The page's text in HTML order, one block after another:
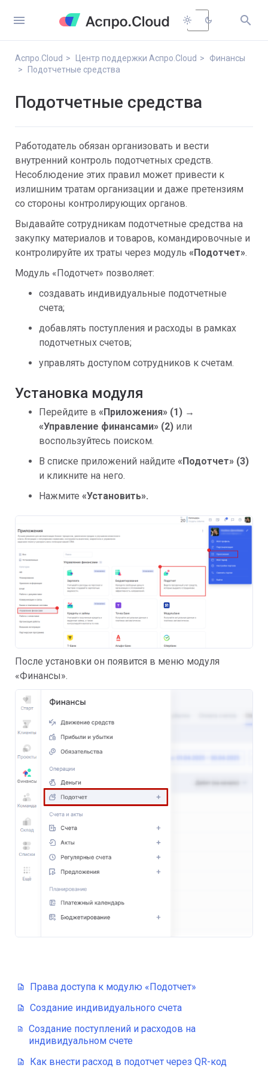
 light_mode dark_mode 
Аспро.Cloud Центр поддержки Аспро.Cloud
Финансы
Подотчетные средства
Подотчетные средства
Работодатель обязан организовать и вести
внутренний контроль подотчетных средств.
Несоблюдение этих правил может привести к
излишним тратам организации и даже претензиям
со стороны контролирующих органов.
Выдавайте сотрудникам подотчетные средства на
закупку материалов и товаров, командировочные и
контролируйте их траты через модуль «Подотчет».
Модуль «Подотчет» позволяет:
создавать индивидуальные подотчетные
счета;
добавлять поступления и расходы в рамках
подотчетных счетов;
управлять доступом сотрудников к счетам.
Установка модуля
Перейдите в «Приложения» (1) →
«Управление финансами» (2) или
воспользуйтесь поиском.
В списке приложений найдите «Подотчет» (3)
и кликните на него.
Нажмите «Установить».
После установки он появится в меню модуля
«Финансы».
Права доступа к модулю «Подотчет»
Создание индивидуального счета
Создание поступлений и расходов на
индивидуальном счете
Как внести расход в подотчет через QR-код